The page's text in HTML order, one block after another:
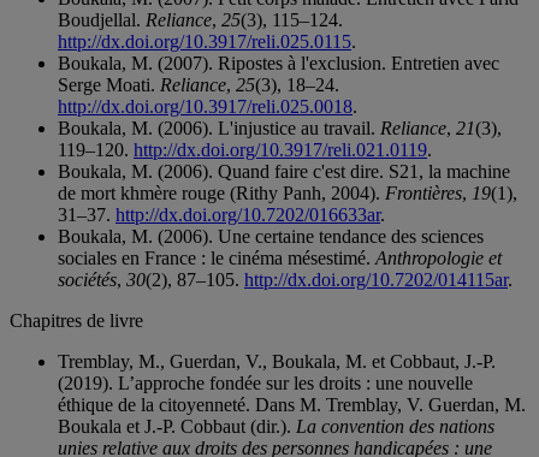
Boudjellal. Reliance, 25(3), 115–124.
http://dx.doi.org/10.3917/reli.025.0115.
Boukala, M. (2007). Ripostes à l'exclusion. Entretien avec
Serge Moati. Reliance, 25(3), 18–24.
http://dx.doi.org/10.3917/reli.025.0018.
Boukala, M. (2006). L'injustice au travail. Reliance, 21(3),
119–120. http://dx.doi.org/10.3917/reli.021.0119.
Boukala, M. (2006). Quand faire c'est dire. S21, la machine
de mort khmère rouge (Rithy Panh, 2004). Frontières, 19(1),
31–37. http://dx.doi.org/10.7202/016633ar.
Boukala, M. (2006). Une certaine tendance des sciences
sociales en France : le cinéma mésestimé. Anthropologie et
sociétés, 30(2), 87–105. http://dx.doi.org/10.7202/014115ar.
Chapitres de livre
Tremblay, M., Guerdan, V., Boukala, M. et Cobbaut, J.-P.
(2019). L’approche fondée sur les droits : une nouvelle
éthique de la citoyenneté. Dans M. Tremblay, V. Guerdan, M.
Boukala et J.-P. Cobbaut (dir.). La convention des nations
unies relative aux droits des personnes handicapées : une